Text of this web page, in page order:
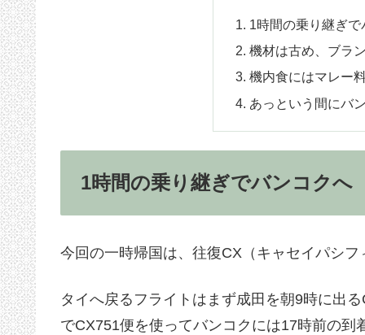
1時間の乗り継ぎで
機材は古め、ブラ
機内食にはマレー
あっという間にバ
1時間の乗り継ぎでバンコクへ
今回の一時帰国は、往復CX（キャセイパシ
タイへ戻るフライトはまず成田を朝9時に出
でCX751便を使ってバンコクには17時前の到